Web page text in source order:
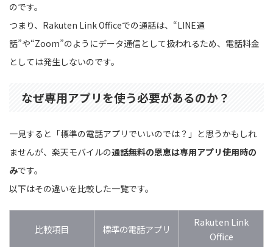
のです。
つまり、Rakuten Link Officeでの通話は、“LINE通
話”や“Zoom”のようにデータ通信として扱われるため、電話料金
としては発生しないのです。
なぜ専用アプリを使う必要があるのか？
一見すると「標準の電話アプリでいいのでは？」と思うかもしれ
ませんが、楽天モバイルの通話無料の恩恵は専用アプリ使用時の
みです。
以下はその違いを比較した一覧です。
比較項目 標準の電話アプリ
Rakuten Link
Office